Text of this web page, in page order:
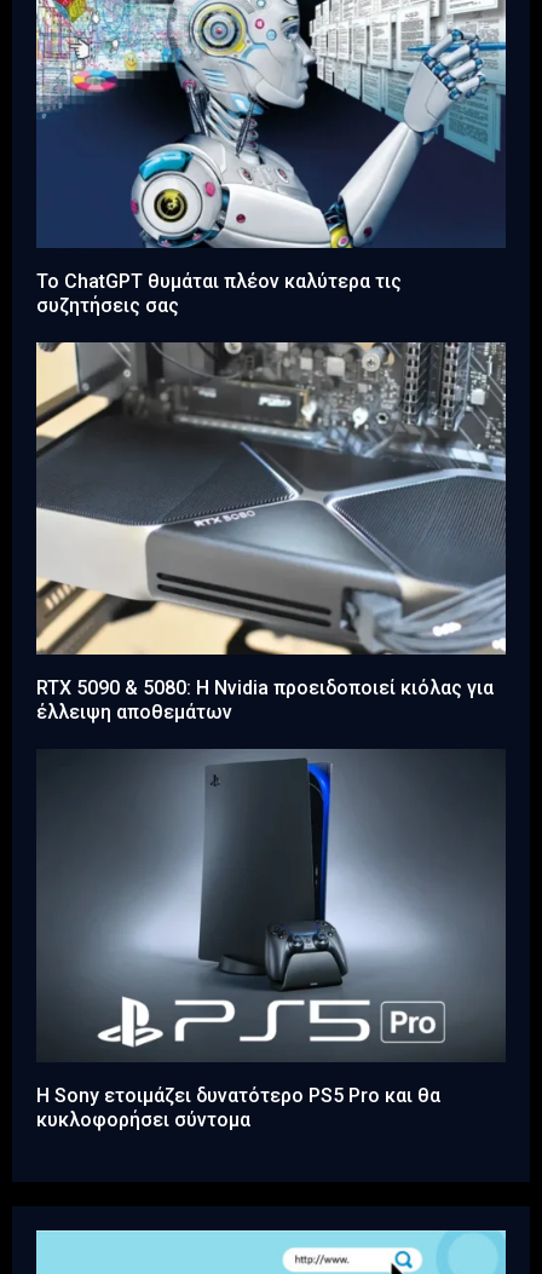
Το ChatGPT θυμάται πλέον καλύτερα τις
συζητήσεις σας
RTX 5090 & 5080: Η Nvidia προειδοποιεί κιόλας για
έλλειψη αποθεμάτων
Η Sony ετοιμάζει δυνατότερο PS5 Pro και θα
κυκλοφορήσει σύντομα